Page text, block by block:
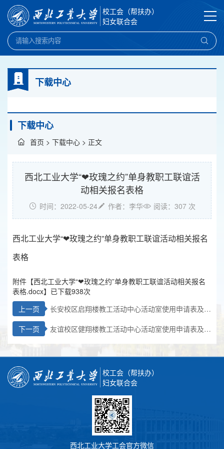
校工会（帮扶办）
妇女联合会
下载中心
下载中心
首页 > 下载中心 > 正文
西北工业大学“❤玫瑰之约”单身教职工联谊活
动相关报名表格
时间：2022-05-24 作者：李华 阅读： 307 次
西北工业大学“❤玫瑰之约”单身教职工联谊活动相关报名
表格
附件【西北工业大学“❤玫瑰之约”单身教职工联谊活动相关报名
表格.docx】已下载938次
上一页
长安校区启翔楼教工活动中心活动室使用申请表及安
全责任书
下一页
友谊校区健翔楼教工活动中心活动室使用申请表及安
校工会（帮扶办）
妇女联合会
西北工业大学工会官方微信